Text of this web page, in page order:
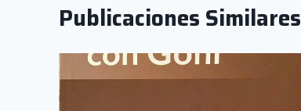
Publicaciones Similares